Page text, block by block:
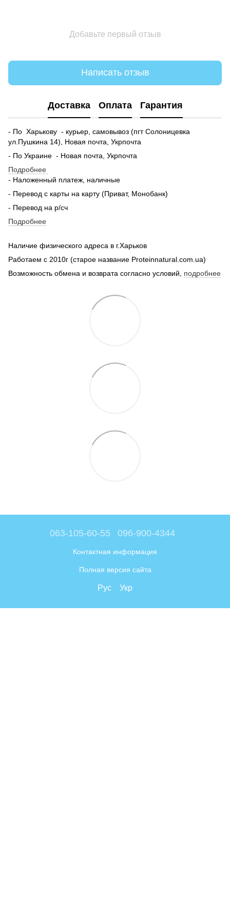
Добавьте первый отзыв
Написать отзыв
Доставка Оплата Гарантия
- По Харькову - курьер, самовывоз (пгт Солоницевка
ул.Пушкина 14), Новая почта, Укрпочта
- По Украине - Новая почта, Укрпочта
Подробнее
- Наложенный платеж, наличные
- Перевод с карты на карту (Приват, Монобанк)
- Перевод на р/сч
Подробнее
Наличие физического адреса в г.Харьков
Работаем с 2010г (старое название Proteinnatural.com.ua)
Возможность обмена и возврата согласно условий, подробнее
063-105-60-55 096-900-4344
Контактная информация
Полная версия сайта
Рус Укр